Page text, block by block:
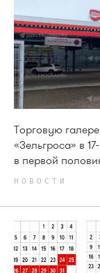
Торговую
«Зельгроса» в
в первой
НОВОСТИ